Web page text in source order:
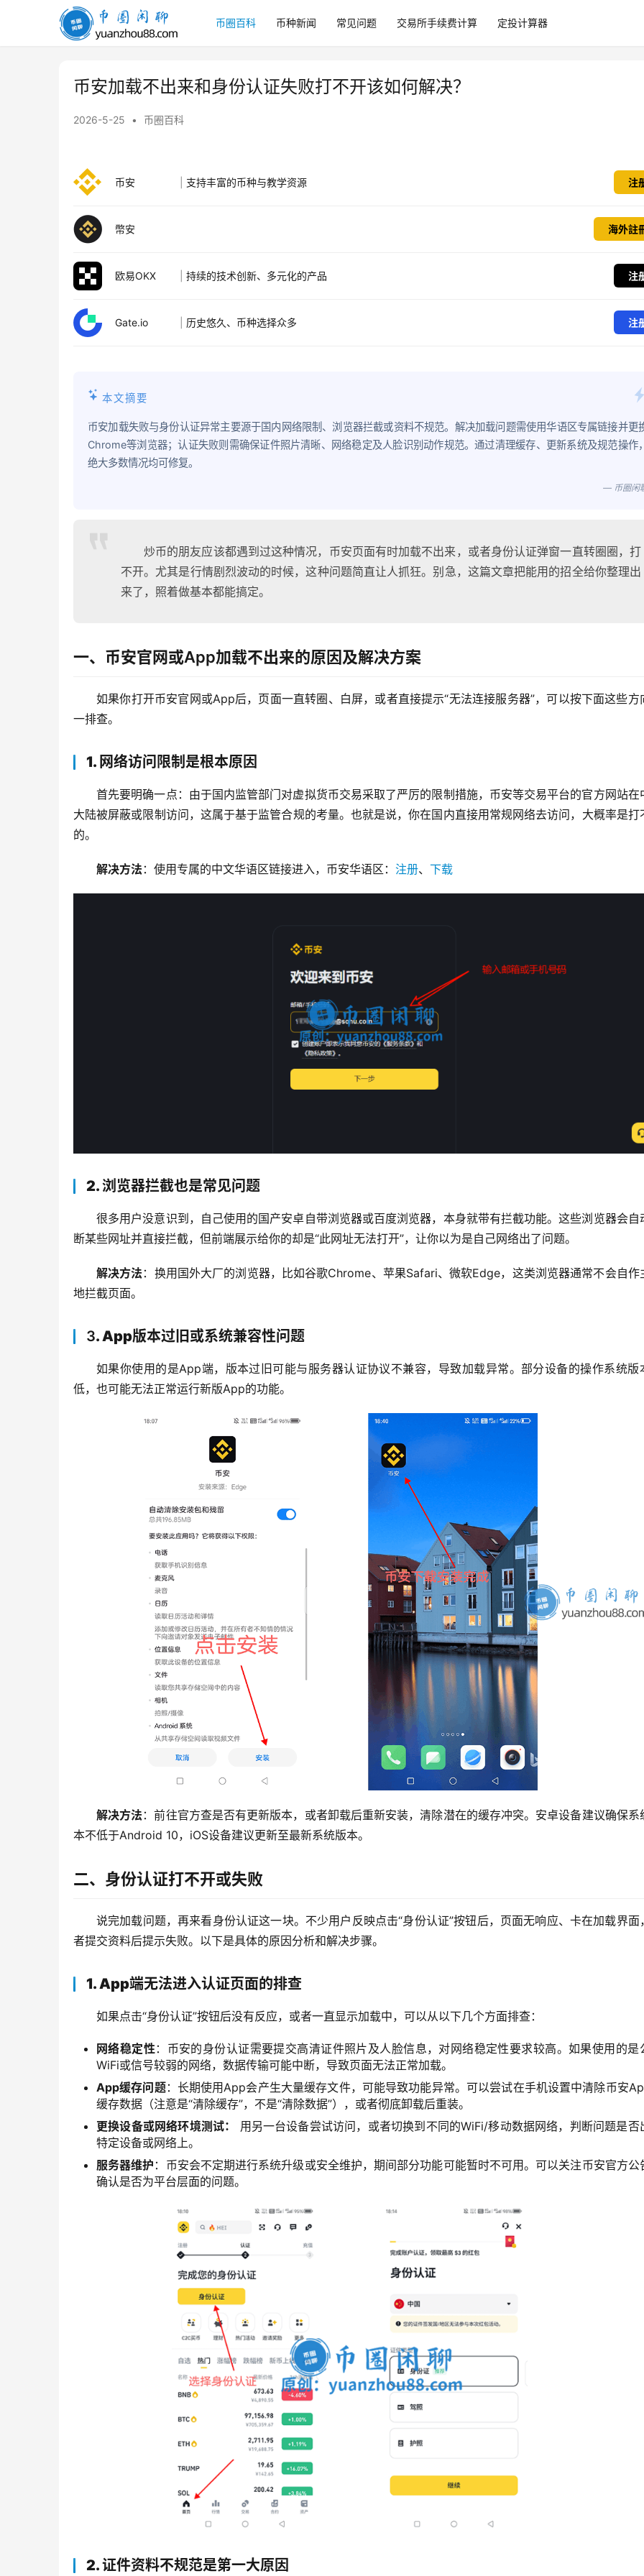
币
圈
币圈百科 币种新闻 常见问题 交易所手续费计算 定投计算器
币安加载不出来和身份认证失败打不开该如何解决？
2026-5-25 • 币圈百科
币安 支持丰富的币种与教学资源 注
幣安 海外註
欧易OKX 持续的技术创新、多元化的产品 注
Gate.io 历史悠久、币种选择众多 注
本文摘要
币安加载失败与身份认证异常主要源于国内网络限制、浏览器拦截或资料不规范。解决加载问题需使用华语区专属链接并更
Chrome等浏览器；认证失败则需确保证件照片清晰、网络稳定及人脸识别动作规范。通过清理缓存、更新系统及规范操作
绝大多数情况均可修复。
— 币圈闲
炒币的朋友应该都遇到过这种情况，币安页面有时加载不出来，或者身份认证弹窗一直转圈圈，打
不开。尤其是行情剧烈波动的时候，这种问题简直让人抓狂。别急，这篇文章把能用的招全给你整理出
来了，照着做基本都能搞定。
一、币安官网或App加载不出来的原因及解决方案
如果你打开币安官网或App后，页面一直转圈、白屏，或者直接提示“无法连接服务器”，可以按下面这些方
一排查。
1. 网络访问限制是根本原因
首先要明确一点：由于国内监管部门对虚拟货币交易采取了严厉的限制措施，币安等交易平台的官方网站在
大陆被屏蔽或限制访问，这属于基于监管合规的考量。也就是说，你在国内直接用常规网络去访问，大概率是打
的。
解决方法 ：使用专属的中文华语区链接进入，币安华语区： 注册、 下载
2. 浏览器拦截也是常见问题
很多用户没意识到，自己使用的国产安卓自带浏览器或百度浏览器，本身就带有拦截功能。这些浏览器会自
断某些网址并直接拦截，但前端展示给你的却是“此网址无法打开”，让你以为是自己网络出了问题。
解决方法 ：换用国外大厂的浏览器，比如谷歌Chrome、苹果Safari、微软Edge，这类浏览器通常不会自作
地拦截页面。
3. App版本过旧或系统兼容性问题
如果你使用的是App端，版本过旧可能与服务器认证协议不兼容，导致加载异常。部分设备的操作系统版
低，也可能无法正常运行新版App的功能。
解决方法 ：前往官方查是否有更新版本，或者卸载后重新安装，清除潜在的缓存冲突。安卓设备建议确保系
本不低于Android 10，iOS设备建议更新至最新系统版本。
二、身份认证打不开或失败
说完加载问题，再来看身份认证这一块。不少用户反映点击“身份认证”按钮后，页面无响应、卡在加载界面
者提交资料后提示失败。以下是具体的原因分析和解决步骤。
1. App端无法进入认证页面的排查
如果点击“身份认证”按钮后没有反应，或者一直显示加载中，可以从以下几个方面排查：
网络稳定性：币安的身份认证需要提交高清证件照片及人脸信息，对网络稳定性要求较高。如果使用的是
WiFi或信号较弱的网络，数据传输可能中断，导致页面无法正常加载。
App缓存问题：长期使用App会产生大量缓存文件，可能导致功能异常。可以尝试在手机设置中清除币安
缓存数据（注意是“清除缓存”，不是“清除数据”），或者彻底卸载后重装。
更换设备或网络环境测试：
用另一台设备尝试访问，或者切换到不同的WiFi/移动数据网络，判断问题是否
特定设备或网络上。
服务器维护 ：币安会不定期进行系统升级或安全维护，期间部分功能可能暂时不可用。可以关注币安官方公
确认是否为平台层面的问题。
2. 证件资料不规范是第一大原因